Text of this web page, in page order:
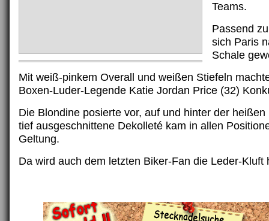
Teams.
Passend
sich Paris
Schale
Mit weiß-pinkem Overall und weißen Stiefeln
Boxen-Luder-Legende Katie Jordan Price (32)
Die Blondine posierte vor, auf und hinter der
tief ausgeschnittene Dekolleté kam in allen
Geltung.
Da wird auch dem letzten Biker-Fan die Leder-